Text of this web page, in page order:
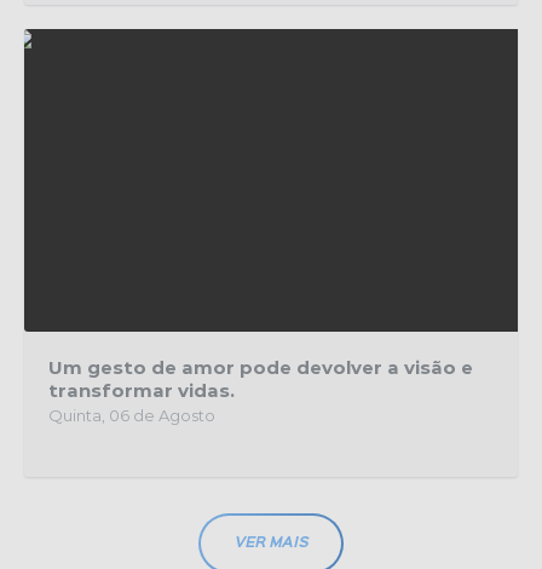
Um gesto de amor pode devolver a visão e
transformar vidas.
Quinta, 06 de Agosto
VER MAIS